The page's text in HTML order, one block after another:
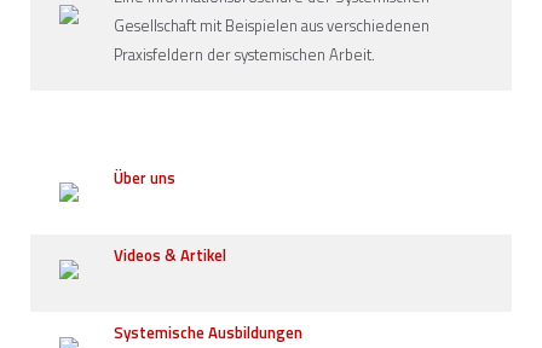
Gesellschaft mit Beispielen aus verschiedenen
Praxisfeldern der systemischen Arbeit.
Über uns
Videos & Artikel
Systemische Ausbildungen